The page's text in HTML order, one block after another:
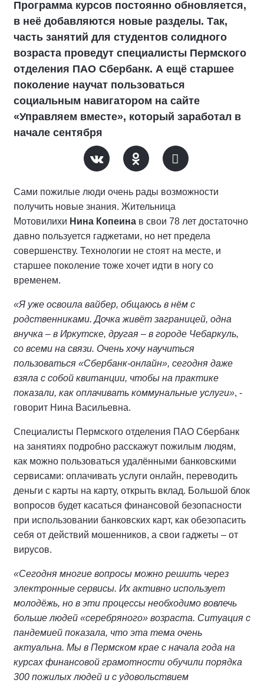
Программа курсов постоянно обновляется,
в неё добавляются новые разделы. Так,
часть занятий для студентов солидного
возраста проведут специалисты Пермского
отделения ПАО Сбербанк. А ещё старшее
поколение научат пользоваться
социальным навигатором на сайте
«Управляем вместе», который заработал в
начале сентября
Сами пожилые люди очень рады возможности
получить новые знания. Жительница
Мотовилихи Нина Копеина в свои 78 лет достаточно
давно пользуется гаджетами, но нет предела
совершенству. Технологии не стоят на месте, и
старшее поколение тоже хочет идти в ногу со
временем.
«Я уже освоила вайбер, общаюсь в нём с
родственниками. Дочка живёт заграницей, одна
внучка – в Иркутске, другая – в городе Чебаркуль,
со всеми на связи. Очень хочу научиться
пользоваться «Сбербанк-онлайн», сегодня даже
взяла с собой квитанции, чтобы на практике
показали, как оплачивать коммунальные услуги», -
говорит Нина Васильевна.
Специалисты Пермского отделения ПАО Сбербанк
на занятиях подробно расскажут пожилым людям,
как можно пользоваться удалёнными банковскими
сервисами: оплачивать услуги онлайн, переводить
деньги с карты на карту, открыть вклад. Большой блок
вопросов будет касаться финансовой безопасности
при использовании банковских карт, как обезопасить
себя от действий мошенников, а свои гаджеты – от
вирусов.
«Сегодня многие вопросы можно решить через
электронные сервисы. Их активно использует
молодёжь, но в эти процессы необходимо вовлечь
больше людей «серебряного» возраста. Ситуация с
пандемией показала, что эта тема очень
актуальна. Мы в Пермском крае с начала года на
курсах финансовой грамотности обучили порядка
300 пожилых людей и с удовольствием